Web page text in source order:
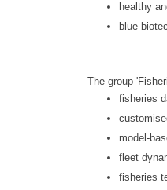
healthy
blue
The group
fisheries
model-
fleet
fisheries